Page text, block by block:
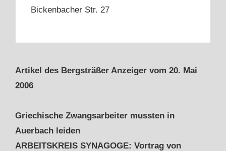
Bickenbacher Str. 27
Artikel des Bergsträßer Anzeiger vom 20. Mai
2006
Griechische Zwangsarbeiter mussten in
Auerbach leiden
ARBEITSKREIS SYNAGOGE: Vortrag von